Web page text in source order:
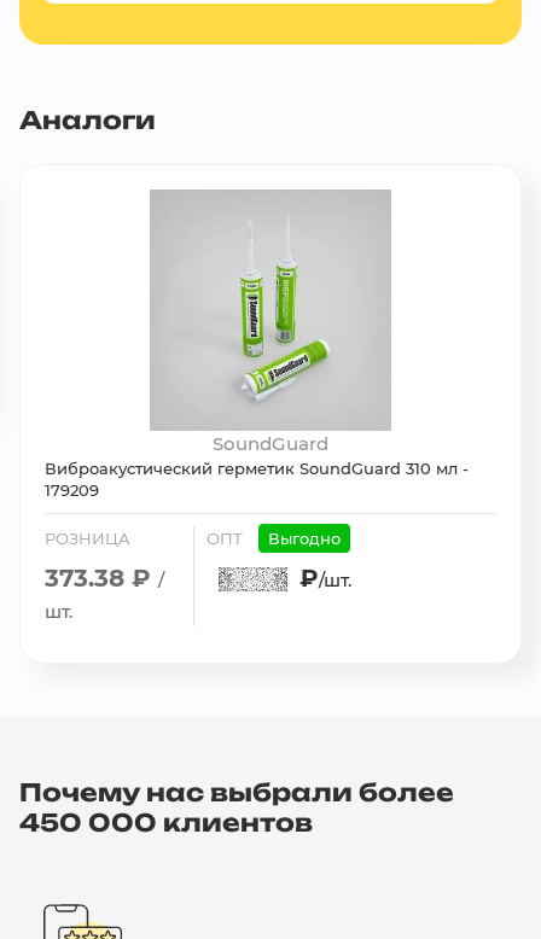
Аналоги
SoundGuard
Виброакустический герметик SoundGuard 310 мл -
179209
РОЗНИЦА
373.38 ₽ /
шт.
ОПТ Выгодно
₽/шт.
Почему нас выбрали более
450 000 клиентов